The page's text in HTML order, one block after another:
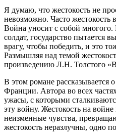
Я думаю, что жестокость не
невозможно. Часто жестокость
Война уносит с собой
солдат, государство пытается
врагу, чтобы победить, и это
Размышляя над темой
произведению Л.Н. Толстого
В этом романе рассказывается
Франции. Автора во всех
ужасы, с которыми
эту войну. Жестокость на
неизменные чувства,
жестокость неразлучны, одно